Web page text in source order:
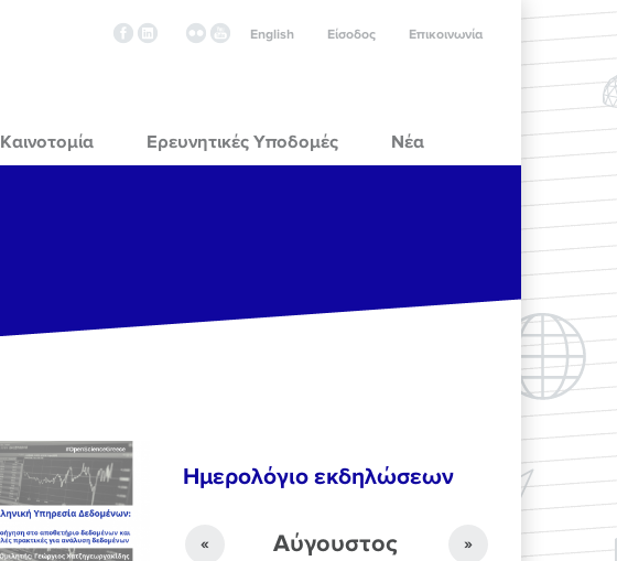
Επικοινωνία
Είσοδος
English
Καινοτομία Ερευνητικές Υποδομές Νέα
Ημερολόγιο εκδηλώσεων
Αύγουστος
« »